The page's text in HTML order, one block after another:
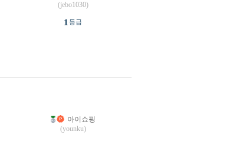
(jebo1030)
1 등급
아이쇼핑
(younku)